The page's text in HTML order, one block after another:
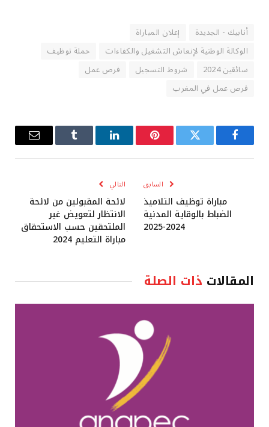
أنابيك - الجديدة
إعلان المباراة
الوكالة الوطنية لإنعاش التشغيل والكفاءات
حملة توظيف
سائقين 2024
شروط التسجيل
فرص عمل
فرص عمل في المغرب
فيسبوك تويتر بينتيريستلينكدإن Tumblr
البريد
السابق
مباراة توظيف التلاميذ
الضباط بالوقاية المدنية
2024-2025
التالي
لائحة المقبولين من لائحة
الانتظار لتعويض غير
الملتحقين حسب الاستحقاق
مباراة التعليم 2024
المقالات ذات الصلة